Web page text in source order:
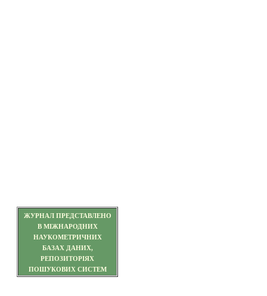
ЖУРНАЛ ПРЕДСТАВЛЕНО
В МІЖНАРОДНИХ
НАУКОМЕТРИЧНИХ
БАЗАХ ДАНИХ,
РЕПОЗИТОРІЯХ
ПОШУКОВИХ СИСТЕМ